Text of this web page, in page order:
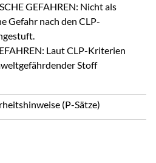
GEFAHREN: Nicht als
Gefahr nach den CLP-
Laut CLP-Kriterien
Stoff
(P-Sätze)